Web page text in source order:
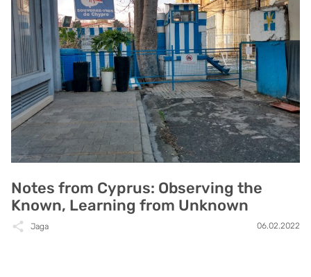
Notes from Cyprus: Observing the
Known, Learning from Unknown
Jaga 06.02.2022